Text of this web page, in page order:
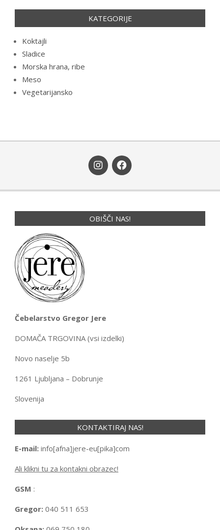
KATEGORIJE
Koktajli
Sladice
Morska hrana, ribe
Meso
Vegetarijansko
OBIŠČI NAS!
Čebelarstvo Gregor Jere
DOMAČA TRGOVINA (vsi izdelki)
Novo naselje 5b
1261 Ljubljana – Dobrunje
Slovenija
KONTAKTIRAJ NAS!
E-mail: info[afna]jere-eu[pika]com
Ali klikni tu za kontakni obrazec!
GSM :
Gregor: 040 511 653